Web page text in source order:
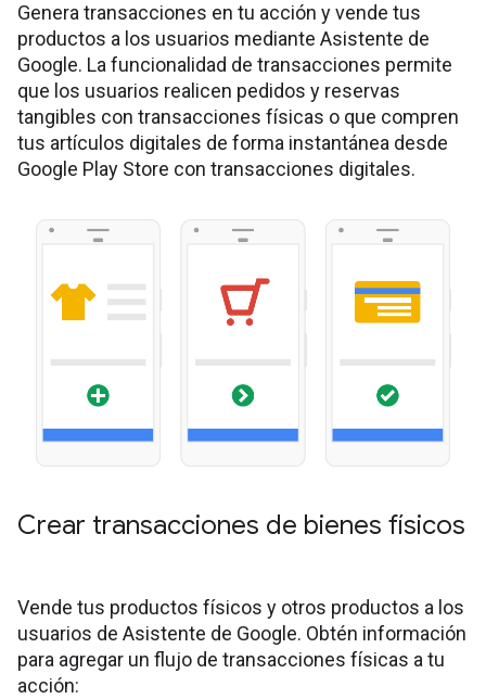
Genera transacciones en tu acción y vende tus
productos a los usuarios mediante Asistente de
Google. La funcionalidad de transacciones permite
que los usuarios realicen pedidos y reservas
tangibles con transacciones físicas o que compren
tus artículos digitales de forma instantánea desde
Google Play Store con transacciones digitales.
Crear transacciones de bienes físicos
Vende tus productos físicos y otros productos a los
usuarios de Asistente de Google. Obtén información
para agregar un flujo de transacciones físicas a tu
acción: